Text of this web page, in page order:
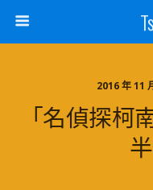
2016 年 11
「名偵探柯